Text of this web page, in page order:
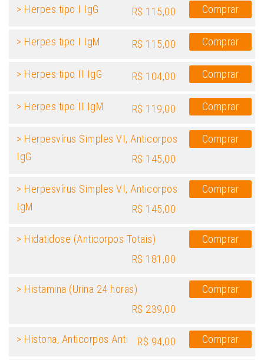
> Herpes tipo I IgG R$ 115,00 Comprar
> Herpes tipo I IgM R$ 115,00 Comprar
> Herpes tipo II IgG R$ 104,00 Comprar
> Herpes tipo II IgM R$ 119,00 Comprar
> Herpesvírus Simples VI, Anticorpos
IgG
R$ 145,00
Comprar
> Herpesvírus Simples VI, Anticorpos
IgM
R$ 145,00
Comprar
> Hidatidose (Anticorpos Totais)
R$ 181,00
Comprar
> Histamina (Urina 24 horas)
R$ 239,00
Comprar
> Histona, Anticorpos Anti R$ 94,00 Comprar